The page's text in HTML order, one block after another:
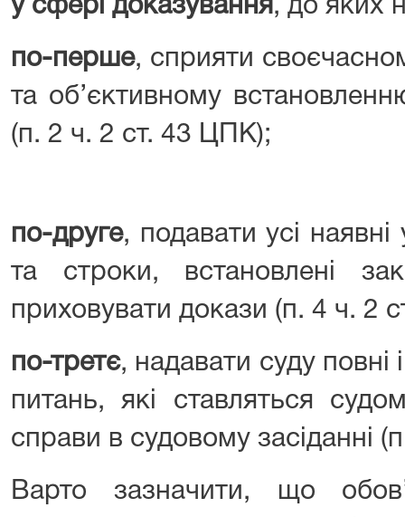
у сфері доказування , до яких
по-перше, сприяти
та об’єктивному
(п. 2 ч. 2 ст. 43 ЦПК);
по-друге, подавати усі
та строки, встановлені
приховувати докази (п. 4 ч. 2
по-третє, надавати суду повні
питань, які ставляться
справи в судовому засіданні
Варто зазначити, що